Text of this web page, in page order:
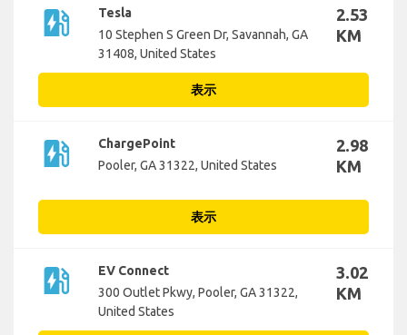
ev_station
Tesla
10 Stephen S Green Dr, Savannah, GA
31408, United States
2.53
KM
表示
ev_station
ChargePoint
Pooler, GA 31322, United States
2.98
KM
表示
ev_station
EV Connect
300 Outlet Pkwy, Pooler, GA 31322,
United States
3.02
KM